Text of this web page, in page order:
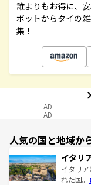
誰よりもお得に、
ポットからタイの
集！
AD
AD
人気の国と地域か
イタリ
イタリ
れた国。